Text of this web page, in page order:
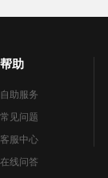
帮助
自助服务
常见问题
客服中心
在线问答